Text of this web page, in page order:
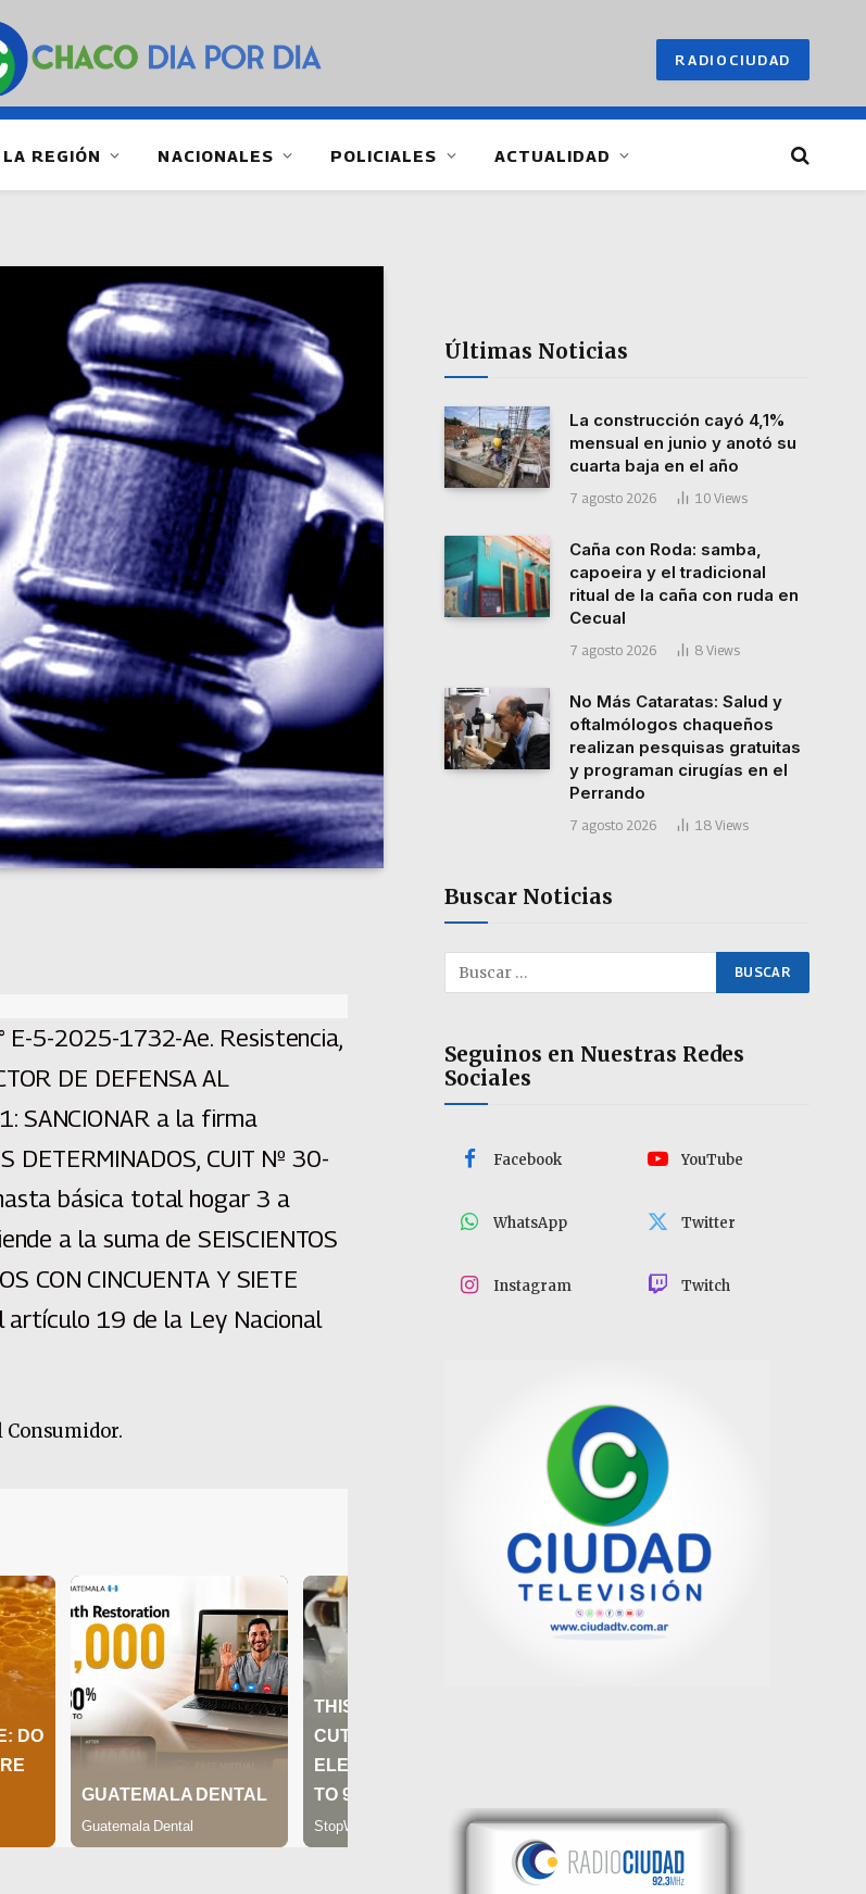
RADIOCIUDAD
LA REGIÓN NACIONALES POLICIALES ACTUALIDAD
E-5-2025-1732-Ae. Resistencia,
DE DEFENSA AL
1: SANCIONAR a la firma
DETERMINADOS, CUIT Nº 30-
básica total hogar 3 a
a la suma de SEISCIENTOS
CON CINCUENTA Y SIETE
artículo 19 de la Ley Nacional
Consumidor.
Últimas Noticias
La construcción cayó 4,1%
mensual en junio y anotó su
cuarta baja en el año
7 agosto 2026 10 Views
Caña con Roda: samba,
capoeira y el tradicional
ritual de la caña con ruda en
Cecual
7 agosto 2026 8 Views
No Más Cataratas: Salud y
oftalmólogos chaqueños
realizan pesquisas gratuitas
y programan cirugías en el
Perrando
7 agosto 2026 18 Views
Buscar Noticias
Seguinos en Nuestras Redes
Sociales
Facebook YouTube
WhatsApp Twitter
Instagram Twitch